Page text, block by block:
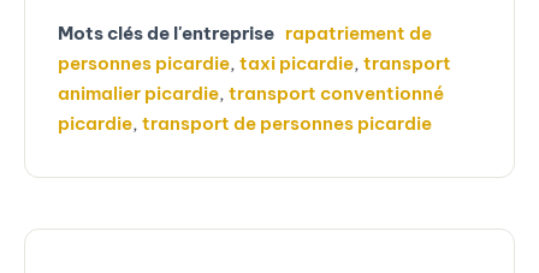
Mots clés de l'entreprise rapatriement de
personnes picardie, taxi picardie, transport
animalier picardie, transport conventionné
picardie, transport de personnes picardie